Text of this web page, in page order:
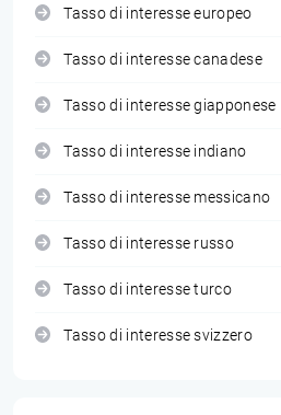
Tasso di interesse europeo
Tasso di interesse canadese
Tasso di interesse giapponese
Tasso di interesse indiano
Tasso di interesse messicano
Tasso di interesse russo
Tasso di interesse turco
Tasso di interesse svizzero